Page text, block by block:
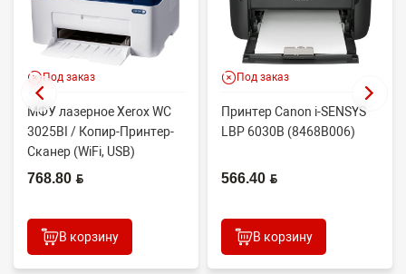
Под заказ
МФУ лазерное Xerox WC
3025BI / Копир-Принтер-
Сканер (WiFi, USB)
768.80 BYN
В корзину
Под заказ
Принтер Canon i-SENSYS
LBP 6030B (8468B006)
566.40 BYN
В корзину